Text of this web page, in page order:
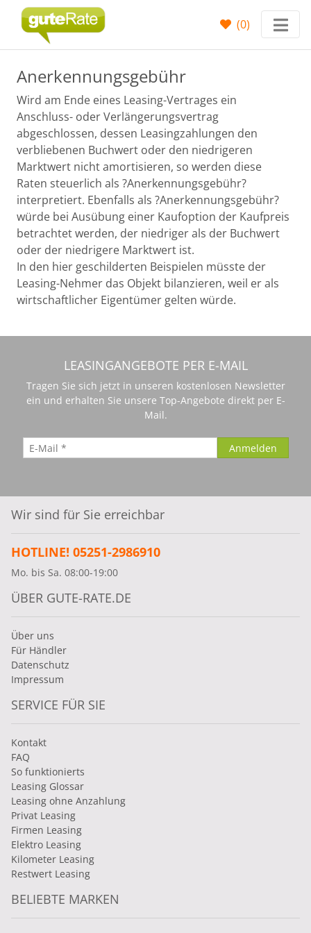
(0)
Anerkennungsgebühr
Wird am Ende eines Leasing-Vertrages ein
Anschluss- oder Verlängerungsvertrag
abgeschlossen, dessen Leasingzahlungen den
verbliebenen Buchwert oder den niedrigeren
Marktwert nicht amortisieren, so werden diese
Raten steuerlich als ?Anerkennungsgebühr?
interpretiert. Ebenfalls als ?Anerkennungsgebühr?
würde bei Ausübung einer Kaufoption der Kaufpreis
betrachtet werden, der niedriger als der Buchwert
oder der niedrigere Marktwert ist.
In den hier geschilderten Beispielen müsste der
Leasing-Nehmer das Objekt bilanzieren, weil er als
wirtschaftlicher Eigentümer gelten würde.
LEASINGANGEBOTE PER E-MAIL
Tragen Sie sich jetzt in unseren kostenlosen Newsletter
ein und erhalten Sie unsere Top-Angebote direkt per E-
Mail.
Wir sind für Sie erreichbar
HOTLINE! 05251-2986910
Mo. bis Sa. 08:00-19:00
ÜBER GUTE-RATE.DE
Über uns
Für Händler
Datenschutz
Impressum
SERVICE FÜR SIE
Kontakt
FAQ
So funktionierts
Leasing Glossar
Leasing ohne Anzahlung
Privat Leasing
Firmen Leasing
Elektro Leasing
Kilometer Leasing
Restwert Leasing
BELIEBTE MARKEN